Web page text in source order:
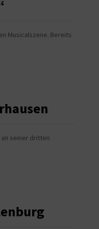
Musicalszene. Bereits
an seiner dritten